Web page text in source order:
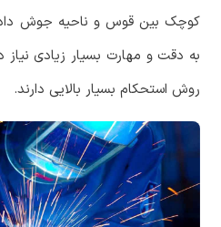
کوچک بین قوس و ناحیه جوش
به دقت و مهارت بسیار زیادی
روش استحکام بسیار بالایی دارند.